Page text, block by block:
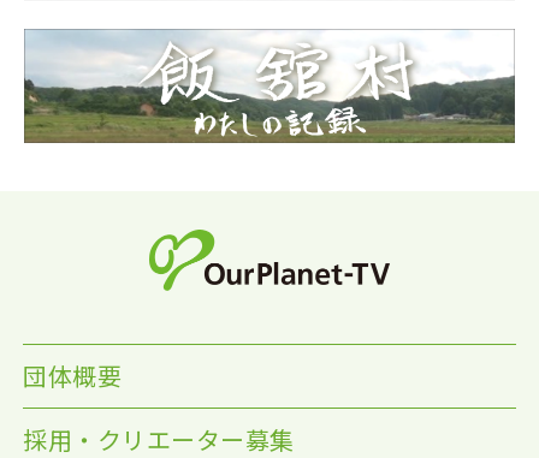
団体概要
採用・クリエーター募集